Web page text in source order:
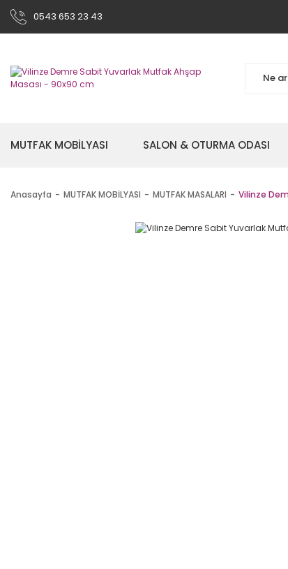
0543 653 23 43
MUTFAK MOBİLYASI SALON & OTURMA ODASI
Anasayfa MUTFAK MOBİLYASI MUTFAK MASALARI Vilinze